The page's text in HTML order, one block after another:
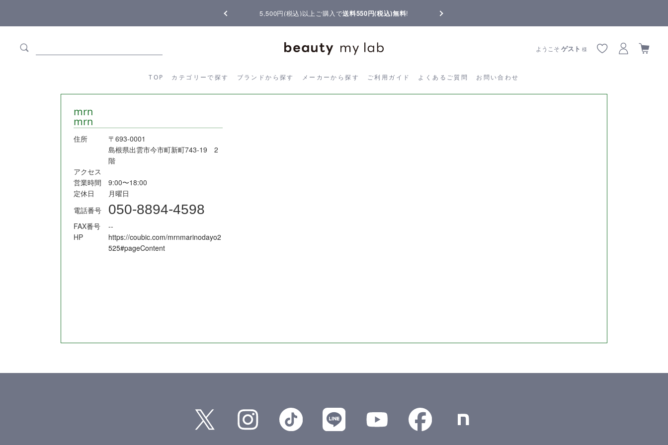
5,500円(税込)以上ご購入で送料550円(税込)無料!
TOP カテゴリーで探す ブランドから探す メーカーから探す ご利用ガイド よくあるご質問 お問い合わせ
ようこそゲスト 様
カテゴリーから探す ブランドから探す メーカーから探す ご利用ガイド よくあるご質問
mrn
mrn
住所
〒693-0001
島根県出雲市今市町新町743‐19 2
階
アクセス
営業時間
9:00〜18:00
定休日
月曜日
電話番号
050-8894-4598
FAX番号
--
HP
https://coubic.com/mrnmarinodayo2
525#pageContent